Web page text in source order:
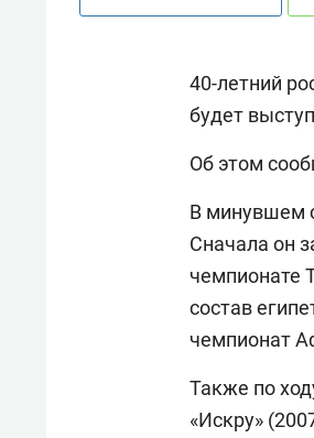
40-летний
будет
Об этом
В минувшем
Сначала он
чемпионате
состав
чемпионат
Также по
«Искру»